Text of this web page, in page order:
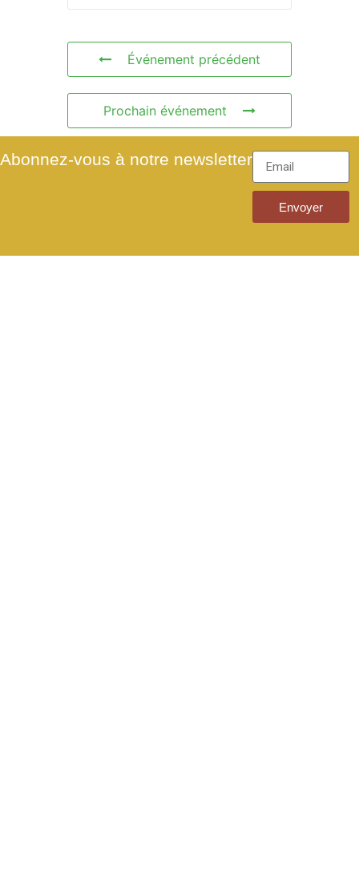
Événement précédent
Prochain événement
Abonnez-vous à notre newsletter
Envoyer